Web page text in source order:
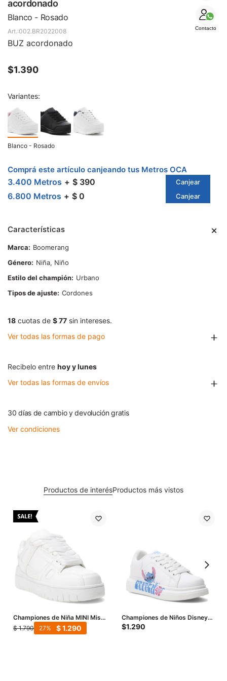
acordonado
Blanco - Rosado
Contacto
002.BR2022008
BUZ acordonado
$1.390
Variantes:
Blanco - Rosado
Comprá este artículo canjeando tus Metros OCA
3.400 Metros $ 390 Canjear
6.800 Metros $ 0 Canjear
Características
Marca
Boomerang
Género
Niña, Niño
Estilo del champión
Urbano
Tipos de ajuste Cordones
18 cuotas de $ 77 sin intereses.
Ver todas las formas de pago
Recibelo entre hoy y lunes
Ver todas las formas de envíos
30 días de cambio y devolución gratis
Ver condiciones
Productos de interésProductos más vistos
Championes de Niña MINI Miss
Carol - Blanco
$ 1.790 $1.290
27
Championes de Niños Disney
Stitch - Blanco
$1.290